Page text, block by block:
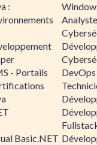
:
- Portails
Basic.NET
Analyste
DevOps